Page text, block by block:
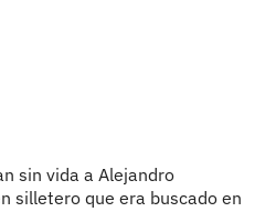
sin vida a Alejandro
silletero que era buscado en